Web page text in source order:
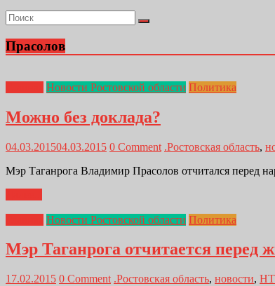
Прасолов
Новости Ростовской области Политика
Можно без доклада?
04.03.201504.03.2015 0 Comment .Ростовская область,
Мэр Таганрога Владимир Прасолов отчитался перед
Новости Ростовской области Политика
Мэр Таганрога отчитается перед
17.02.2015 0 Comment .Ростовская область, новости,